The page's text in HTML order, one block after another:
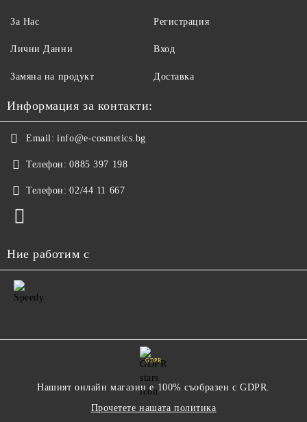
За Нас
Лични Данни
Замяна на продукт
Регистрация
Вход
Доставка
Информация за контакти:
Email: info@e-cosmetics.bg
Телефон: 0885 397 198
Телефон: 02/44 11 667
Ние работим с
GDPR
Нашият онлайн магазин е 100% съобразен с GDPR.
Прочетете нашата политика